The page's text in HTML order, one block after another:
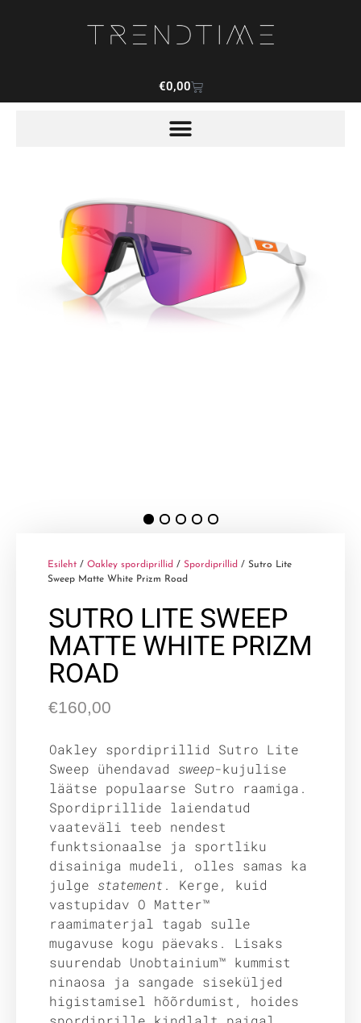
€0,00
Esileht / Oakley spordiprillid / Spordiprillid / Sutro Lite
Sweep Matte White Prizm Road
SUTRO LITE SWEEP
MATTE WHITE PRIZM
ROAD
€160,00
Oakley spordiprillid Sutro Lite
Sweep ühendavad sweep-kujulise
läätse populaarse Sutro raamiga.
Spordiprillide laiendatud
vaateväli teeb nendest
funktsionaalse ja sportliku
disainiga mudeli, olles samas ka
julge statement . Kerge, kuid
vastupidav O Matter™
raamimaterjal tagab sulle
mugavuse kogu päevaks. Lisaks
suurendab Unobtainium™ kummist
ninaosa ja sangade siseküljed
higistamisel hõõrdumist, hoides